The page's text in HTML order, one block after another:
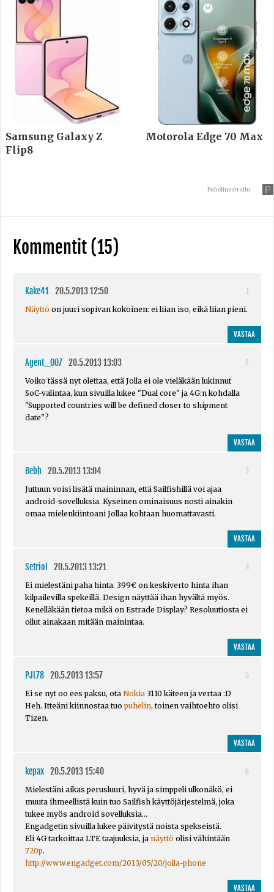
Samsung Galaxy Z
Flip8
Motorola Edge 70 Max
Puhelinvertailu
Kommentit (15)
Kake41 20.5.2013 12:50
1
Näyttö on juuri sopivan kokoinen: ei liian iso, eikä liian pieni.
VASTAA
Agent_007 20.5.2013 13:03
2
Voiko tässä nyt olettaa, että Jolla ei ole vieläkään lukinnut
SoC-valintaa, kun sivuilla lukee "Dual core" ja 4G:n kohdalla
"Supported countries will be defined closer to shipment
date"?
VASTAA
Bebh 20.5.2013 13:04
3
Juttuun voisi lisätä maininnan, että Sailfishillä voi ajaa
android-sovelluksia. Kyseinen ominaisuus nosti ainakin
omaa mielenkiintoani Jollaa kohtaan huomattavasti.
VASTAA
Sefriol 20.5.2013 13:21
4
Ei mielestäni paha hinta. 399€ on keskiverto hinta ihan
kilpailevilla spekeillä. Design näyttää ihan hyvältä myös.
Kenelläkään tietoa mikä on Estrade Display? Resoluutiosta ei
ollut ainakaan mitään mainintaa.
VASTAA
PJL78 20.5.2013 13:57
5
Ei se nyt oo ees paksu, ota Nokia 3110 käteen ja vertaa :D
Heh. Itteäni kiinnostaa tuo puhelin, toinen vaihtoehto olisi
Tizen.
VASTAA
kepax 20.5.2013 15:40
6
Mielestäni aikas perusluuri, hyvä ja simppeli ulkonäkö, ei
muuta ihmeellistä kuin tuo Sailfish käyttöjärjestelmä, joka
tukee myös android sovelluksia...
Engadgetin sivuilla lukee päivitystä noista spekseistä.
Eli 4G tarkoittaa LTE taajuuksia, ja näyttö olisi vähintään
720p.
http://www.engadget.com/2013/05/20/jolla-phone
VASTAA